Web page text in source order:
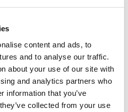
content and ads, to
and to analyse our traffic.
about your use of our site with
and analytics partners who
information that you’ve
collected from your use